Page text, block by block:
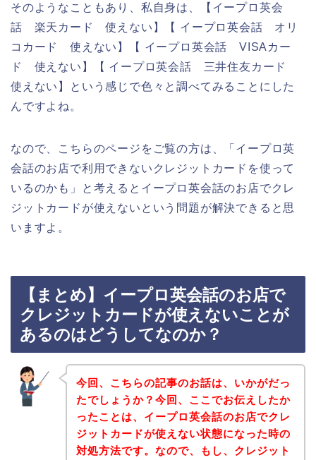
そのようなこともあり、私自身は、【イープロ英会
話 楽天カード 使えない】【 イープロ英会話 オリ
コカード 使えない】【 イープロ英会話 VISAカー
ド 使えない】【 イープロ英会話 三井住友カード
使えない】という感じで色々と調べてみることにした
んですよね。
なので、こちらのページをご覧の方は、「イープロ英
会話のお店で利用できないクレジットカードを使って
いるのかも」と考えるとイープロ英会話のお店でクレ
ジットカードが使えないという問題が解決できると思
いますよ。
【まとめ】イープロ英会話のお店で
クレジットカードが使えないことが
あるのはどうしてなのか？
今回、こちらの記事のお話は、いかがだっ
たでしょうか？今回、ここでお伝えしたか
ったことは、イープロ英会話のお店でクレ
ジットカードが使えない状態になった時の
対処方法です。なので、もし、クレジット